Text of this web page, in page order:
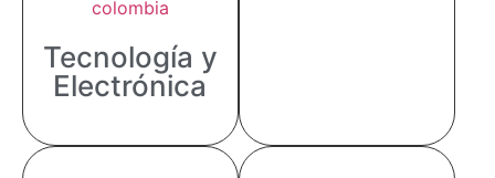
Tecnología y
Electrónica